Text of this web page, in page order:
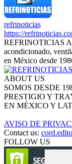
refrinoticias
https://
REFRINOTICIAS
acondicionado,
en México desde
ABOUT US
SOMOS DESDE
PRESTIGIO Y
EN MÉXICO Y
AVISO DE
Contact us:
FOLLOW US